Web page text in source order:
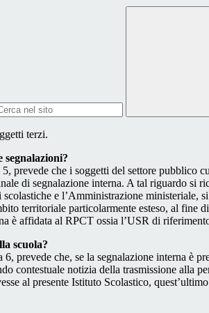
terzi.
segnalazioni?
prevede che i soggetti del settore pubblico
di segnalazione interna. A tal riguardo si
e l’Amministrazione
territoriale particolarmente esteso, al
è affidata al RPCT ossia l’USR di
scuola?
prevede che, se la segnalazione interna è
contestuale notizia della trasmissione alla
al presente Istituto Scolastico,